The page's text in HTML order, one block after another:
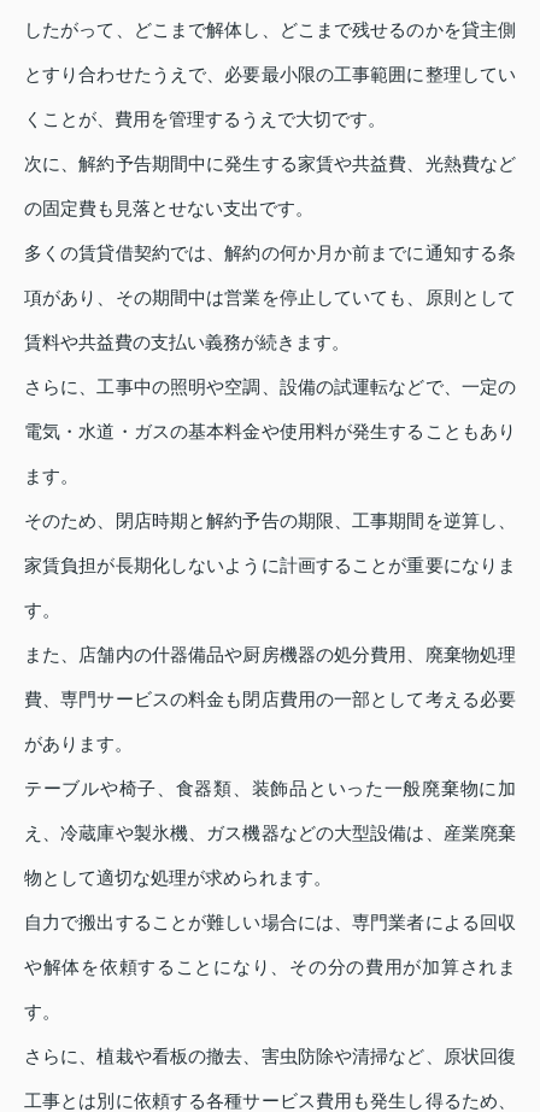
したがって、どこまで解体し、どこまで残せるのかを貸主側
とすり合わせたうえで、必要最小限の工事範囲に整理してい
くことが、費用を管理するうえで大切です。
次に、解約予告期間中に発生する家賃や共益費、光熱費など
の固定費も見落とせない支出です。
多くの賃貸借契約では、解約の何か月か前までに通知する条
項があり、その期間中は営業を停止していても、原則として
賃料や共益費の支払い義務が続きます。
さらに、工事中の照明や空調、設備の試運転などで、一定の
電気・水道・ガスの基本料金や使用料が発生することもあり
ます。
そのため、閉店時期と解約予告の期限、工事期間を逆算し、
家賃負担が長期化しないように計画することが重要になりま
す。
また、店舗内の什器備品や厨房機器の処分費用、廃棄物処理
費、専門サービスの料金も閉店費用の一部として考える必要
があります。
テーブルや椅子、食器類、装飾品といった一般廃棄物に加
え、冷蔵庫や製氷機、ガス機器などの大型設備は、産業廃棄
物として適切な処理が求められます。
自力で搬出することが難しい場合には、専門業者による回収
や解体を依頼することになり、その分の費用が加算されま
す。
さらに、植栽や看板の撤去、害虫防除や清掃など、原状回復
工事とは別に依頼する各種サービス費用も発生し得るため、